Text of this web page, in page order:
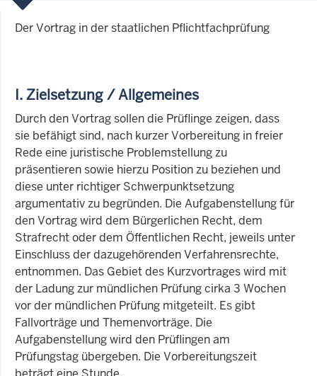
Der Vortrag in der staatlichen Pflichtfachprüfung
I. Zielsetzung / Allgemeines
Durch den Vortrag sollen die Prüflinge zeigen, dass
sie befähigt sind, nach kurzer Vorbereitung in freier
Rede eine juristische Problemstellung zu
präsentieren sowie hierzu Position zu beziehen und
diese unter richtiger Schwerpunktsetzung
argumentativ zu begründen. Die Aufgabenstellung für
den Vortrag wird dem Bürgerlichen Recht, dem
Strafrecht oder dem Öffentlichen Recht, jeweils unter
Einschluss der dazugehörenden Verfahrensrechte,
entnommen. Das Gebiet des Kurzvortrages wird mit
der Ladung zur mündlichen Prüfung cirka 3 Wochen
vor der mündlichen Prüfung mitgeteilt. Es gibt
Fallvorträge und Themenvorträge. Die
Aufgabenstellung wird den Prüflingen am
Prüfungstag übergeben. Die Vorbereitungszeit